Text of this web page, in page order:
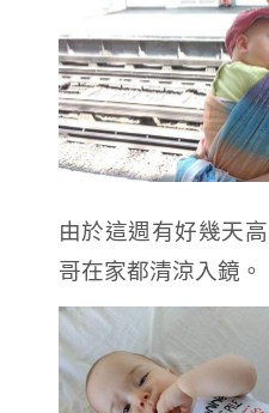
由於這週有好幾天
哥在家都清涼入鏡。